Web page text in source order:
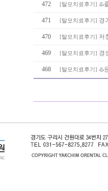
472 [탈모치료후기 ] ♨️
471 [탈모치료후기 ] 경
470 [탈모치료후기 ] 저
469 [탈모치료후기 ] 경
468 [탈모치료후기 ] ♨️